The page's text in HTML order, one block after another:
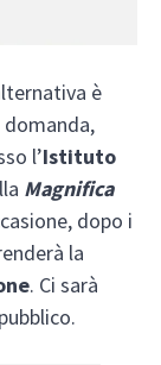
è
l’Istituto
Magnifica
dopo i
la
. Ci sarà